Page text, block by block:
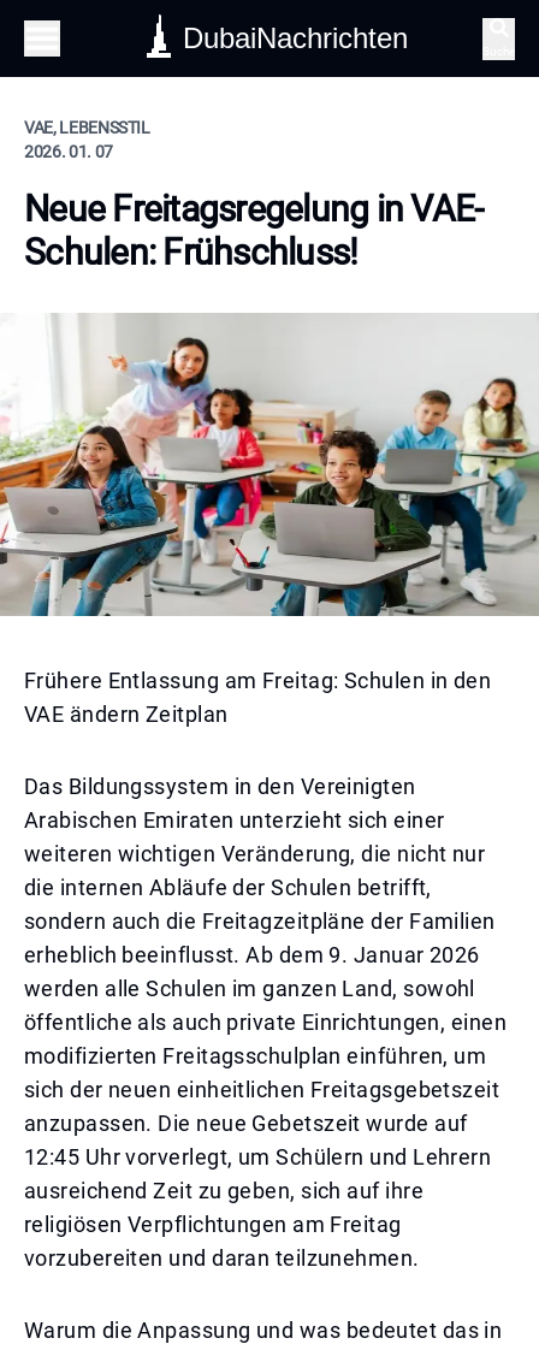
DubaiNachrichten
VAE, LEBENSSTIL
2026. 01. 07
Neue Freitagsregelung in VAE-
Schulen: Frühschluss!
Frühere Entlassung am Freitag: Schulen in den
VAE ändern Zeitplan
Das Bildungssystem in den Vereinigten
Arabischen Emiraten unterzieht sich einer
weiteren wichtigen Veränderung, die nicht nur
die internen Abläufe der Schulen betrifft,
sondern auch die Freitagzeitpläne der Familien
erheblich beeinflusst. Ab dem 9. Januar 2026
werden alle Schulen im ganzen Land, sowohl
öffentliche als auch private Einrichtungen, einen
modifizierten Freitagsschulplan einführen, um
sich der neuen einheitlichen Freitagsgebetszeit
anzupassen. Die neue Gebetszeit wurde auf
12:45 Uhr vorverlegt, um Schülern und Lehrern
ausreichend Zeit zu geben, sich auf ihre
religiösen Verpflichtungen am Freitag
vorzubereiten und daran teilzunehmen.
Warum die Anpassung und was bedeutet das in